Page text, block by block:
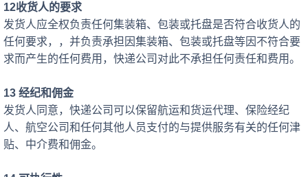
12收货人的要求
发货人应全权负责任何集装箱、包装或托盘是否符合收货人的
任何要求，，并负责承担因集装箱、包装或托盘等因不符合要
求而产生的任何费用，快递公司对此不承担任何责任和费用。
13 经纪和佣金
发货人同意，快递公司可以保留航运和货运代理、保险经纪
人、航空公司和任何其他人员支付的与提供服务有关的任何津
贴、中介费和佣金。